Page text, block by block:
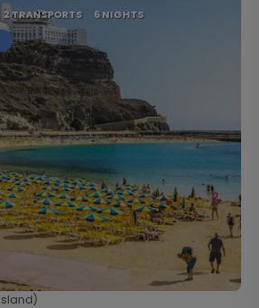
2 TRANSPORTS 6 NIGHTS